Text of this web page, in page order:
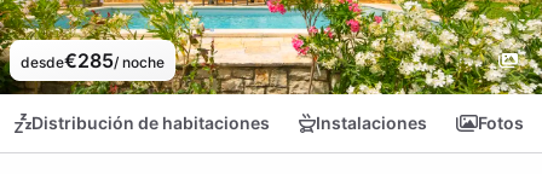
desde€285/ noche
Distribución de habitaciones Instalaciones Fotos